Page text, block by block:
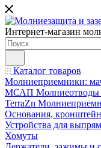
Интернет-магазин
Каталог товаров
Молниеприемники:
МСАП Молниеотводы
TerraZn
Основания,
Устройства для
Хомуты